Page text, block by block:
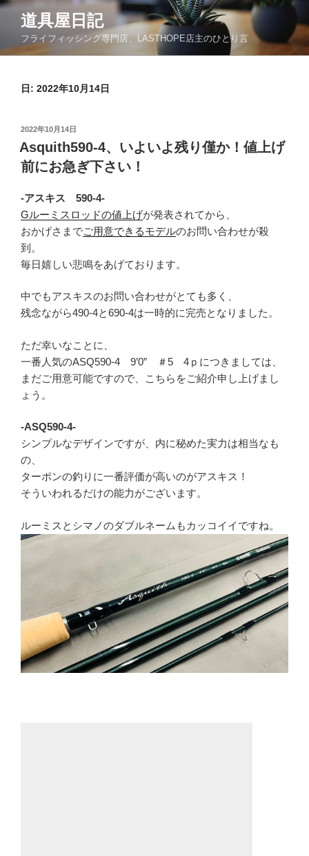
コ
ン
道具屋日記
フライフィッシング専門店、LASTHOPE店主のひとり言
日: 2022年10月14日
投
稿
日:
2022年10月14日
Asquith590-4、いよいよ残り僅か！値上げ
前にお急ぎ下さい！
-アスキス 590-4-
Gルーミスロッドの値上げが発表されてから、
おかげさまでご用意できるモデルのお問い合わせが殺
到。
毎日嬉しい悲鳴をあげております。
中でもアスキスのお問い合わせがとても多く、
残念ながら490-4と690-4は一時的に完売となりました。
ただ幸いなことに、
一番人気のASQ590-4 9’0” ＃5 4ｐにつきましては、
まだご用意可能ですので、こちらをご紹介申し上げまし
ょう。
-ASQ590-4-
シンプルなデザインですが、内に秘めた実力は相当なも
の、
ターポンの釣りに一番評価が高いのがアスキス！
そういわれるだけの能力がございます。
ルーミスとシマノのダブルネームもカッコイイですね。